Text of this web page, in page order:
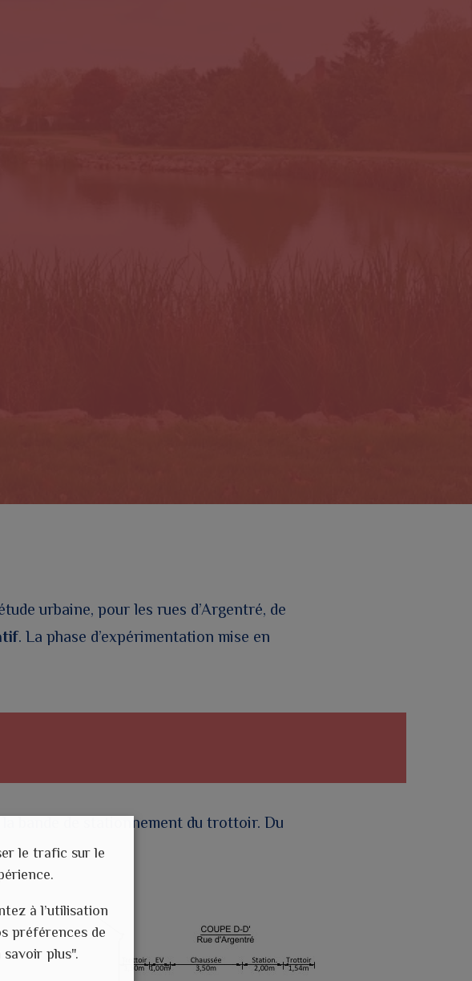
urbaine, pour les rues d’Argentré, de
. La phase d’expérimentation mise en
bande de stationnement du trottoir. Du
le trafic sur le
à l’utilisation
préférences de
plus".